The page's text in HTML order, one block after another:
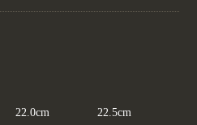
22.0cm 22.5cm